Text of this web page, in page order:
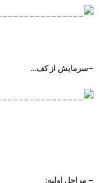
–سرمایش از کف…
– مراحل اولیه: